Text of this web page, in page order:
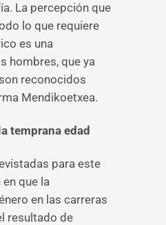
La percepción que
lo que requiere
es una
hombres, que ya
reconocidos
Mendikoetxea.
temprana edad
para este
que la
en las carreras
resultado de